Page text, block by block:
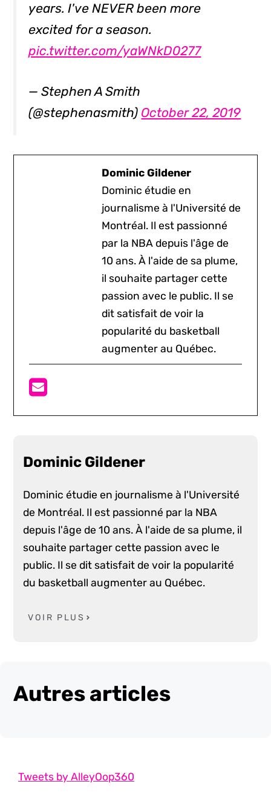
years. I've NEVER been more
excited for a season.
pic.twitter.com/yaWNkD0277
— Stephen A Smith
(@stephenasmith) October 22, 2019
Dominic Gildener
Dominic étudie en
journalisme à l'Université de
Montréal. Il est passionné
par la NBA depuis l'âge de
10 ans. À l'aide de sa plume,
il souhaite partager cette
passion avec le public. Il se
dit satisfait de voir la
popularité du basketball
augmenter au Québec.
Dominic Gildener
Dominic étudie en journalisme à l'Université
de Montréal. Il est passionné par la NBA
depuis l'âge de 10 ans. À l'aide de sa plume, il
souhaite partager cette passion avec le
public. Il se dit satisfait de voir la popularité
du basketball augmenter au Québec.
VOIR PLUS
Autres articles
Tweets by AlleyOop360